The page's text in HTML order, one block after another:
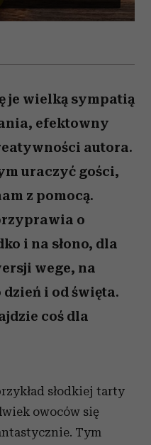
je wielką sympatią
efektowny
autora.
uraczyć gości,
z pomocą.
o
i na słono, dla
wege, na
i od święta.
coś dla
słodkiej tarty
owoców się
Tym